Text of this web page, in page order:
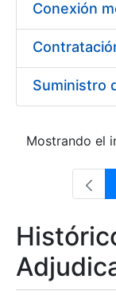
Mostrando el